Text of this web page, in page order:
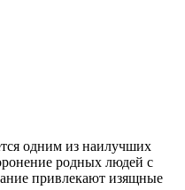
одним из наилучших
родных людей с
привлекают изящные